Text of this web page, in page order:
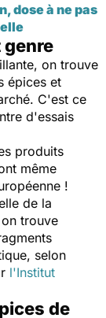
dose à ne pas
genre
on trouve
épices et
C'est ce
d'essais
produits
même
!
de la
trouve
selon
l'Institut
de